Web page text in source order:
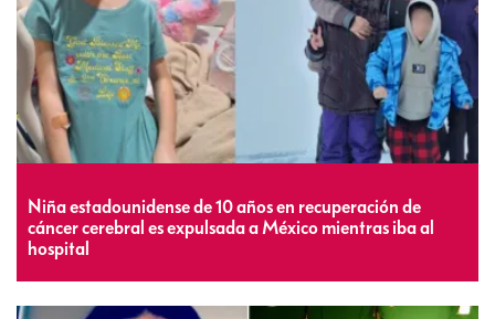
Niña estadounidense de 10 años en recuperación de
cáncer cerebral es expulsada a México mientras iba al
hospital